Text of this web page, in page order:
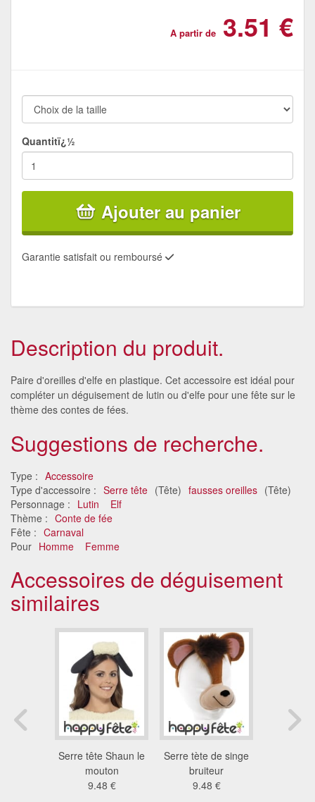
A partir de 3.51 €
Quantitï¿½
Ajouter au panier
Garantie satisfait ou remboursé
Description du produit.
Paire d'oreilles d'elfe en plastique. Cet accessoire est idéal pour
compléter un déguisement de lutin ou d'elfe pour une fête sur le
thème des contes de fées.
Suggestions de recherche.
Type : Accessoire
Type d'accessoire : Serre tête (Tête) fausses oreilles (Tête)
Personnage : Lutin
Elf
Thème : Conte de fée
Fête : Carnaval
Pour Homme Femme
Accessoires de déguisement
similaires
Serre tête Shaun le
mouton
9.48 €
Serre tète de singe
bruiteur
9.48 €